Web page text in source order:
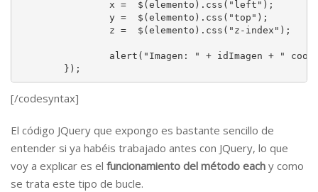
	});
[/codesyntax]
El código JQuery que expongo es bastante sencillo de
entender si ya habéis trabajado antes con JQuery, lo que
voy a explicar es el funcionamiento del método each y como
se trata este tipo de bucle.